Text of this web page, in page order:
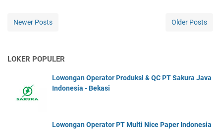
Newer Posts Older Posts
LOKER POPULER
Lowongan Operator Produksi & QC PT Sakura Java
Indonesia - Bekasi
Lowongan Operator PT Multi Nice Paper Indonesia